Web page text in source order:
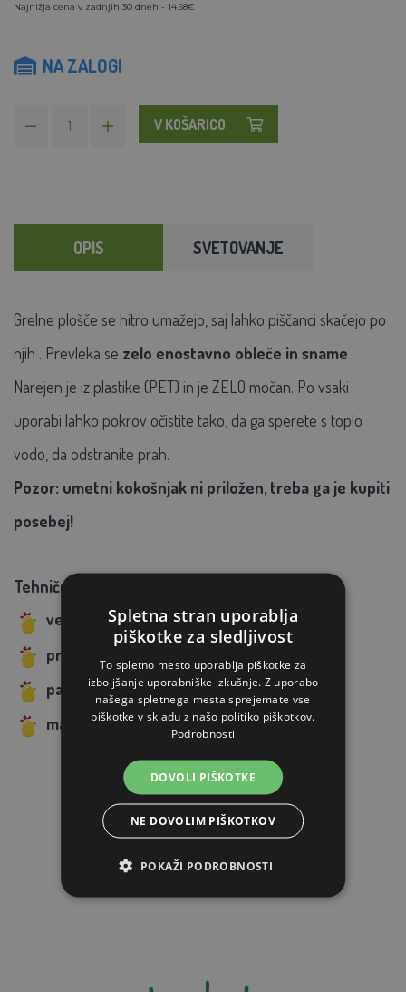
Najnižja cena v zadnjih 30 dneh - 14.68€
NA ZALOGI
V KOŠARICO
OPIS SVETOVANJE
Grelne plošče se hitro umažejo, saj lahko piščanci skačejo po
njih . Prevleka se zelo enostavno obleče in sname .
Narejen je iz plastike (PET) in je ZELO močan. Po vsaki
uporabi lahko pokrov očistite tako, da ga sperete s toplo
vodo, da odstranite prah.
Pozor: umetni kokošnjak ni priložen, treba ga je kupiti
posebej!
Tehnični parametri:
velikost:
40x55 cm
proizvajalec: AGROFORTEL, s.r.o
pakiranje: 1 kos v kartonu
material: PET
PODOBNI IZDELKI
Spletna stran uporablja
piškotke za sledljivost
To spletno mesto uporablja piškotke za
izboljšanje uporabniške izkušnje. Z uporabo
našega spletnega mesta sprejemate vse
piškotke v skladu z našo politiko piškotkov.
Podrobnosti
DOVOLI PIŠKOTKE
NE DOVOLIM PIŠKOTKOV
POKAŽI PODROBNOSTI